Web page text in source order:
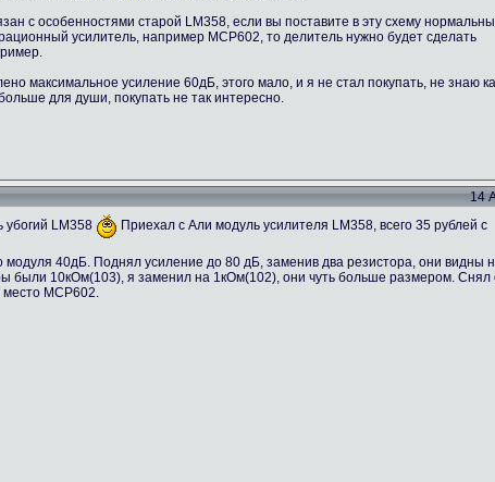
с особенностями старой LM358, если вы поставите в эту схему
усилитель, например MCP602, то делитель нужно будет сделать
максимальное усиление 60дБ, этого мало, и я не стал покупать, не знаю
для души, покупать не так интересно.
14
убогий LM358
Приехал с Али модуль усилителя LM358, всего 35 рублей с
модуля 40дБ. Поднял усиление до 80 дБ, заменив два резистора, они видны
были 10кОм(103), я заменил на 1кОм(102), они чуть больше размером. Снял
MCP602.